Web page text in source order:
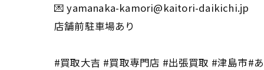
💌 yamanaka-kamori@kaitori-daikichi.jp
店舗前駐車場あり
#買取大吉 #買取専門店 #出張買取 #津島市#